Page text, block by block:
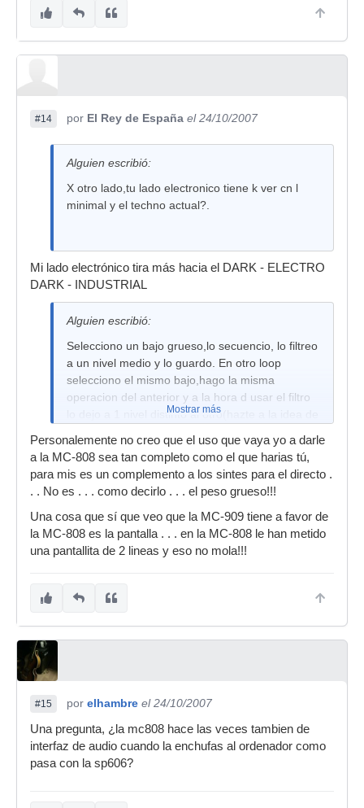
#14 por El Rey de España el 24/10/2007
Alguien escribió:
X otro lado,tu lado electronico tiene k ver cn l
minimal y el techno actual?.
Mi lado electrónico tira más hacia el DARK - ELECTRO
DARK - INDUSTRIAL
Alguien escribió:
Selecciono un bajo grueso,lo secuencio, lo filtreo
a un nivel medio y lo guardo. En otro loop
selecciono el mismo bajo,hago la misma
operacion del anterior y a la hora d usar el filtro
lo dejo a 1 nivel distinto al otro(hazte a la idea de
bien,puede darse la situacion(a mi me pasaba a
menudo despues de varias horas dandole)de k
se blokee como t ha pasado a ti,y s cambie el
sonido dl 1 con el dl 2,incluso guardandolo en la
tarjeta(flipa).
Mostrar más
Personalemente no creo que el uso que vaya yo a darle
a la MC-808 sea tan completo como el que harias tú,
para mis es un complemento a los sintes para el directo .
. . No es . . . como decirlo . . . el peso grueso!!!
Una cosa que sí que veo que la MC-909 tiene a favor de
la MC-808 es la pantalla . . . en la MC-808 le han metido
una pantallita de 2 lineas y eso no mola!!!
#15 por elhambre el 24/10/2007
Una pregunta, ¿la mc808 hace las veces tambien de
interfaz de audio cuando la enchufas al ordenador como
pasa con la sp606?